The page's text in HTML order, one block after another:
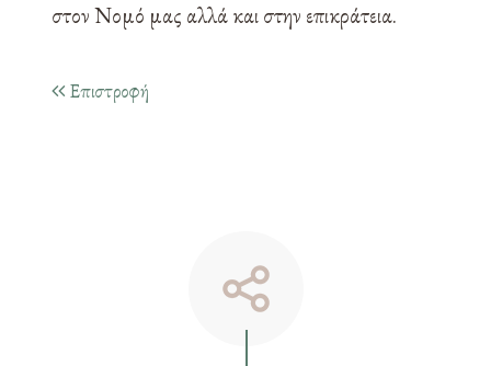
στον Νομό μας αλλά και στην επικράτεια.
Επιστροφή